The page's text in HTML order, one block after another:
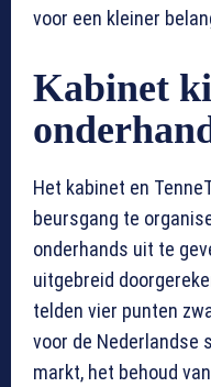
voor een kleiner
Kabinet
Het kabinet en
beursgang te
onderhands uit te
uitgebreid
telden vier punten
voor de Nederlandse
markt, het behoud